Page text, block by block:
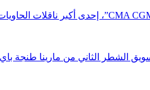
الشطر الثاني من مارينا طنجة باي